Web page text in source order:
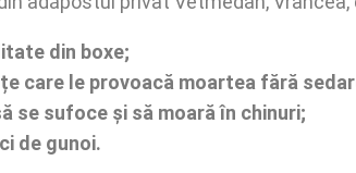
din boxe;
care le provoacă moartea fără
se sufoce și să moară în chinuri;
de gunoi.